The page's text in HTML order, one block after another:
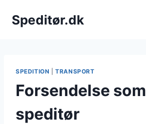
Speditør.dk
SPEDITION |TRANSPORT
Forsendelse som
speditør